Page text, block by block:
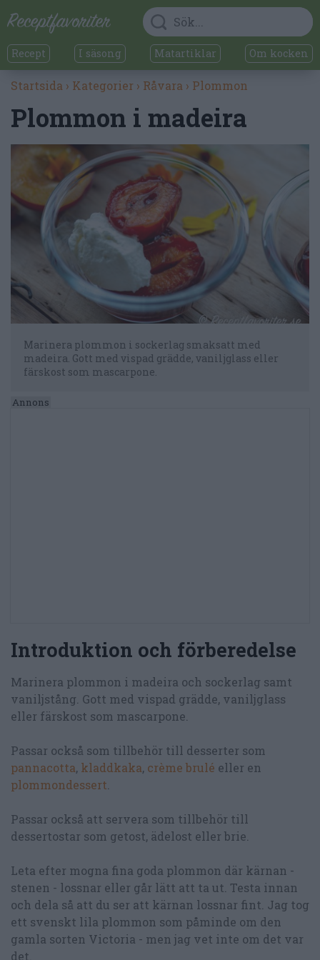
Recept I säsong Matartiklar Om kocken
Startsida › Kategorier › Råvara › Plommon
Plommon i madeira
Marinera plommon i sockerlag smaksatt med
madeira. Gott med vispad grädde, vaniljglass eller
färskost som mascarpone.
Introduktion och förberedelse
Marinera plommon i madeira och sockerlag samt
vaniljstång. Gott med vispad grädde, vaniljglass
eller färskost som mascarpone.
Passar också som tillbehör till desserter som
pannacotta, kladdkaka, crème brulé eller en
plommondessert
Passar också att servera som tillbehör till
dessertostar som getost, ädelost eller brie.
Leta efter mogna fina goda plommon där kärnan -
stenen - lossnar eller går lätt att ta ut. Testa innan
och dela så att du ser att kärnan lossnar fint. Jag tog
ett svenskt lila plommon som påminde om den
gamla sorten Victoria - men jag vet inte om det var
det.